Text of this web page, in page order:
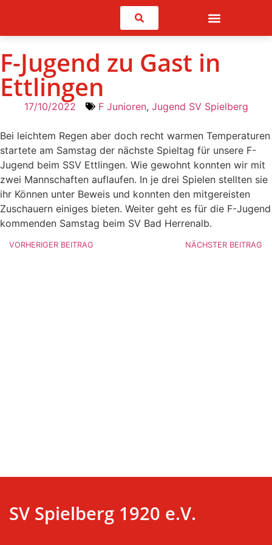
Suchen
F-Jugend zu Gast in
Ettlingen
17/10/2022 F Junioren, Jugend SV Spielberg
Bei leichtem Regen aber doch recht warmen Temperaturen
startete am Samstag der nächste Spieltag für unsere F-
Jugend beim SSV Ettlingen. Wie gewohnt konnten wir mit
zwei Mannschaften auflaufen. In je drei Spielen stellten sie
ihr Können unter Beweis und konnten den mitgereisten
Zuschauern einiges bieten. Weiter geht es für die F-Jugend
kommenden Samstag beim SV Bad Herrenalb.
VORHERIGER BEITRAG NÄCHSTER BEITRAG
SV Spielberg 1920 e.V.